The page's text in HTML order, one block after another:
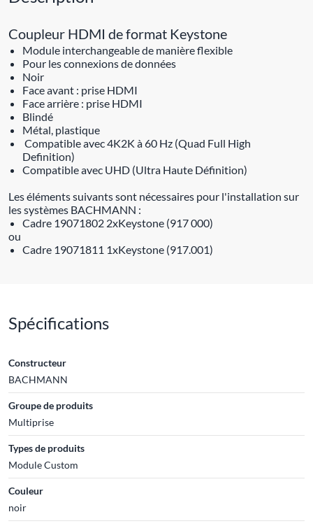
Coupleur HDMI de format Keystone
Module interchangeable de manière flexible
Pour les connexions de données
Noir
Face avant : prise HDMI
Face arrière : prise HDMI
Blindé
Métal, plastique
Compatible avec 4K2K à 60 Hz (Quad Full High
Definition)
Compatible avec UHD (Ultra Haute Définition)
Les éléments suivants sont nécessaires pour l'installation sur
les systèmes BACHMANN :
Cadre 19071802 2xKeystone (917 000)
ou
Cadre 19071811 1xKeystone (917.001)
Spécifications
Constructeur
BACHMANN
Groupe de produits
Multiprise
Types de produits
Module Custom
Couleur
noir